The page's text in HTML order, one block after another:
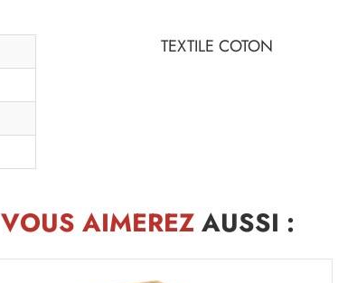
TEXTILE COTON
VOUS AIMEREZAUSSI :